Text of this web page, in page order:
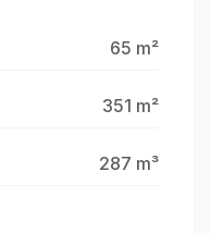
65 m²
351 m²
287 m³